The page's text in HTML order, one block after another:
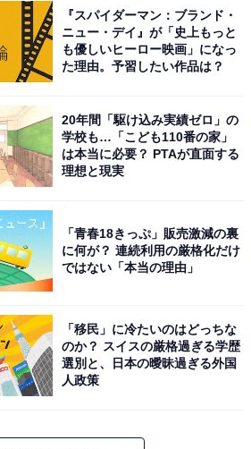
『スパイダーマン：ブランド・
ニュー・デイ』が「史上もっと
も優しいヒーロー映画」になっ
た理由。予習したい作品は？
20年間「駆け込み実績ゼロ」の
学校も…「こども110番の家」
は本当に必要？ PTAが直面する
理想と現実
「青春18きっぷ」販売激減の裏
に何が？ 連続利用の厳格化だけ
ではない「本当の理由」
「移民」に冷たいのはどっちな
のか？ スイスの厳格過ぎる学歴
選別と、日本の曖昧過ぎる外国
人政策